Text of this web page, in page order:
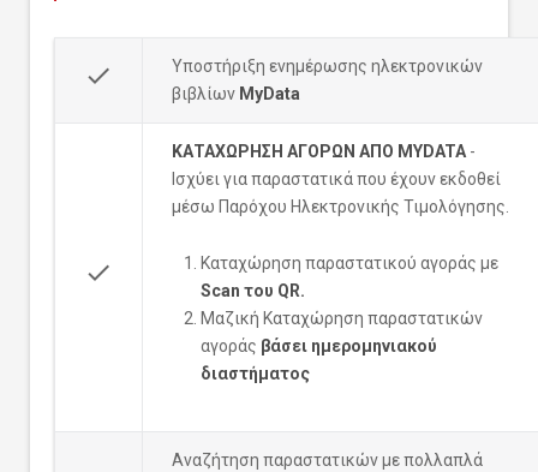
done
Υποστήριξη ενημέρωσης ηλεκτρονικών
βιβλίων MyData
done
ΚΑΤΑΧΩΡΗΣΗ ΑΓΟΡΩΝ ΑΠΟ MYDATA -
Ισχύει για παραστατικά που έχουν εκδοθεί
μέσω Παρόχου Ηλεκτρονικής Τιμολόγησης.
Καταχώρηση παραστατικού αγοράς με
Scan του QR.
Μαζική Καταχώρηση παραστατικών
αγοράς βάσει ημερομηνιακού
διαστήματος
Αναζήτηση παραστατικών με πολλαπλά